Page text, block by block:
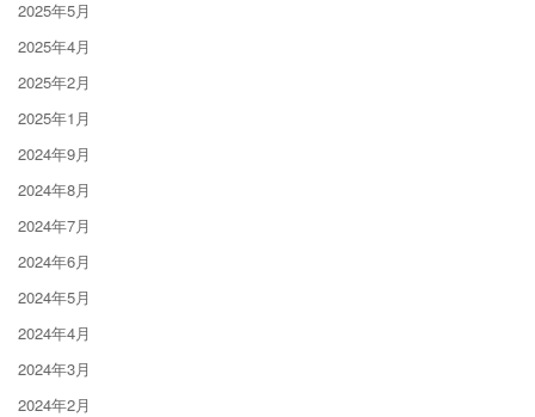
2025年5月
2025年4月
2025年2月
2025年1月
2024年9月
2024年8月
2024年7月
2024年6月
2024年5月
2024年4月
2024年3月
2024年2月